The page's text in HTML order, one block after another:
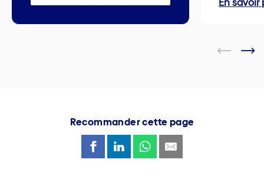
Recommander cette page